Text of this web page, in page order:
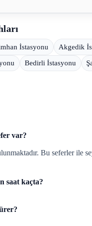
İstasyonu Akgedik
Bedirli İstasyonu
var?
Bu seferler ile
saat kaçta?